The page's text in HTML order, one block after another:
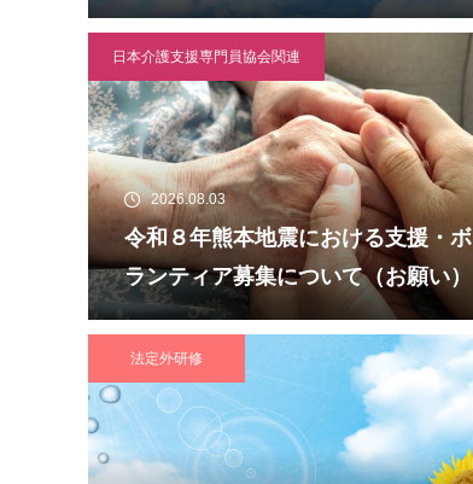
と実践から学ぶ、利用者・家族・地
域を支える力～ 受講者の募集につ
いて
日本介護支援専門員協会関連
2026.08.03
令和８年熊本地震における支援・ボ
ランティア募集について（お願い）
法定外研修